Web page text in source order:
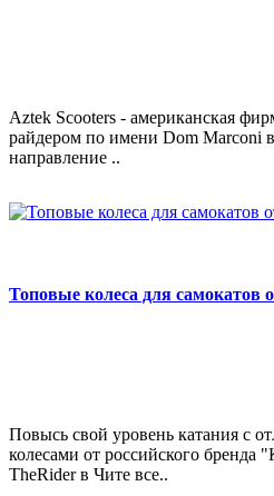
Aztek Scooters - американская
райдером по имени Dom Marconi
направление ..
Топовые колеса для самокатов
Повысь свой уровень катания с
колесами от российского бренда
TheRider в Чите все..